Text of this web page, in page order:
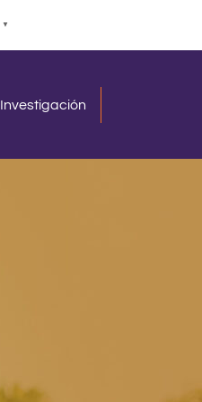
▼
Investigación